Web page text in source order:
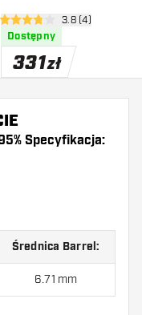
otwórz panel
3.8 gwiazdki oceny
3.8 (4)
Dostępny
331zł
Specyfikacja:
Średnica Barrel:
6.71 mm